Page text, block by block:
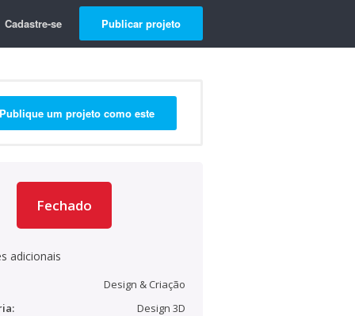
Cadastre-se Publicar projeto
Publique um projeto como este
Fechado
adicionais
Design & Criação
Design 3D